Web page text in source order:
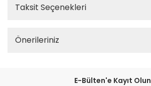
Taksit Seçenekleri
Önerileriniz
E-Bülten'e Kayıt Olun